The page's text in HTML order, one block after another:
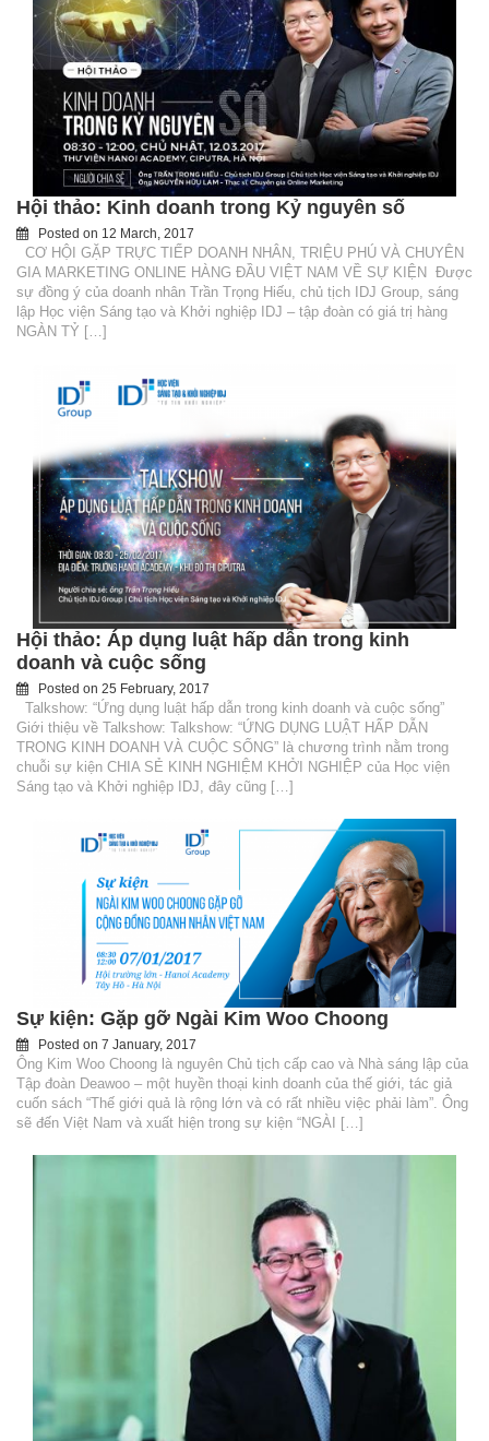
Hội thảo: Kinh doanh trong Kỷ nguyên số
Posted on 12 March, 2017
CƠ HỘI GẶP TRỰC TIẾP DOANH NHÂN, TRIỆU PHÚ VÀ CHUYÊN
GIA MARKETING ONLINE HÀNG ĐẦU VIỆT NAM VỀ SỰ KIỆN Được
sự đồng ý của doanh nhân Trần Trọng Hiếu, chủ tịch IDJ Group, sáng
lập Học viện Sáng tạo và Khởi nghiệp IDJ – tập đoàn có giá trị hàng
NGÀN TỶ […]
Hội thảo: Áp dụng luật hấp dẫn trong kinh
doanh và cuộc sống
Posted on 25 February, 2017
Talkshow: “Ứng dụng luật hấp dẫn trong kinh doanh và cuộc sống”
Giới thiệu về Talkshow: Talkshow: “ỨNG DỤNG LUẬT HẤP DẪN
TRONG KINH DOANH VÀ CUỘC SỐNG” là chương trình nằm trong
chuỗi sự kiện CHIA SẺ KINH NGHIỆM KHỞI NGHIỆP của Học viện
Sáng tạo và Khởi nghiệp IDJ, đây cũng […]
Sự kiện: Gặp gỡ Ngài Kim Woo Choong
Posted on 7 January, 2017
Ông Kim Woo Choong là nguyên Chủ tịch cấp cao và Nhà sáng lập của
Tập đoàn Deawoo – một huyền thoại kinh doanh của thế giới, tác giả
cuốn sách “Thế giới quả là rộng lớn và có rất nhiều việc phải làm”. Ông
sẽ đến Việt Nam và xuất hiện trong sự kiện “NGÀI […]